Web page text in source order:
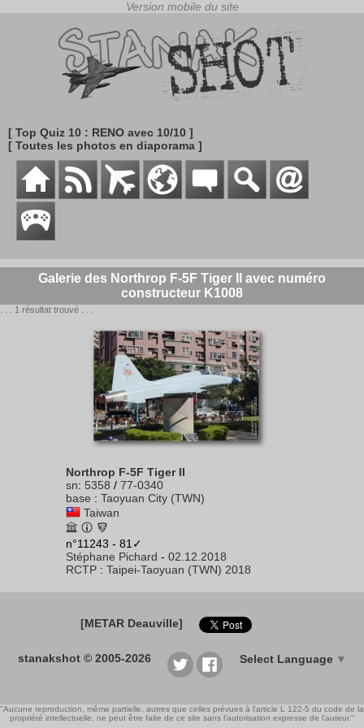
[ Top Quiz 10 : RENO avec 10/10 ]
[ Toutes les photos en diaporama ]
Galerie des Northrop F-5F Tiger II avec numéro
constructeur K1008
. . . 1 résultat trouvé . . .
Northrop F-5F Tiger II
sn: 5358 / 77-0340
base : Taoyuan City (TWN)
Taiwan
n°11243 - 81✓
Stéphane Pichard - 02.12.2018
RCTP : Taipei-Taoyuan (TWN) 2018
[METAR Deauville]
stanakshot © 2005-2026 Select Language ▼
"Aucune reproduction, même partielle, autres que celles prévues à l'article L 122-5 du code de la
propriété intellectuelle, ne peut être faite de ce site sans l'autorisation expresse de l'auteur."